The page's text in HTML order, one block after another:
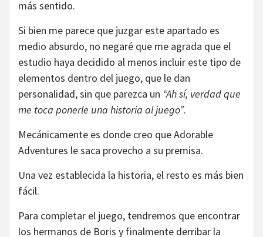
más sentido.
Si bien me parece que juzgar este apartado es
medio absurdo, no negaré que me agrada que el
estudio haya decidido al menos incluir este tipo de
elementos dentro del juego, que le dan
personalidad, sin que parezca un “Ah sí, verdad que
me toca ponerle una historia al juego”.
Mecánicamente es donde creo que Adorable
Adventures le saca provecho a su premisa.
Una vez establecida la historia, el resto es más bien
fácil.
Para completar el juego, tendremos que encontrar
los hermanos de Boris y finalmente derribar la